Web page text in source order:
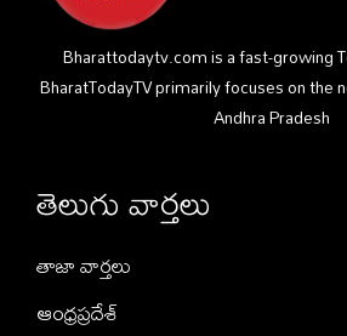
Bharattodaytv.com is a fast-growing
BharatTodayTV primarily focuses on the
Andhra Pradesh
తెలుగు వార్తలు
తాజా వార్తలు
ఆంధ్రప్రదేశ్